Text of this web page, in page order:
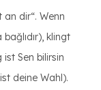
an dir“. Wenn
klingt
Sen bilirsin
deine Wahl).